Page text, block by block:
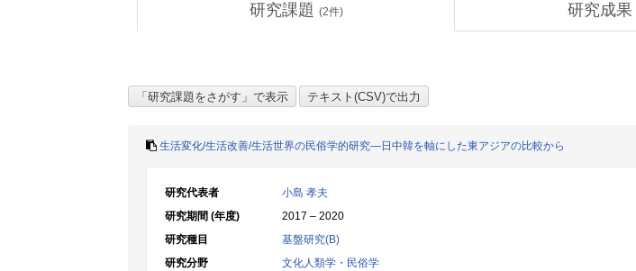
研究課題 (2件) 研究成果
生活変化/生活改善/生活世界の民俗学的研究―日中韓を軸にした東アジアの比較から
研究代表者
小島 孝夫
研究期間 (年度)
2017 – 2020
研究種目
基盤研究(B)
研究分野
文化人類学・民俗学